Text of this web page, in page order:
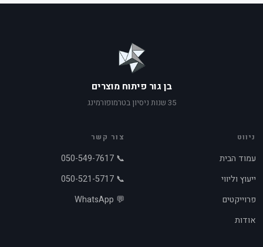
בן גור פיתוח מוצרים
35 שנות ניסיון בטרמופורמינג
ניווט
עמוד הבית
ייעוץ וליווי
פרוייקטים
אודות
צור קשר
📞 050-549-7617
📞 050-521-5717
💬 WhatsApp